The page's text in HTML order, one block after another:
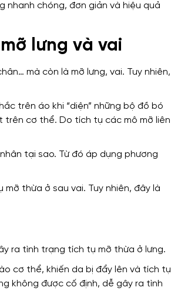
nhanh chóng, đơn giản và hiệu quả
lưng và vai
mà còn là mỡ lưng, vai. Tuy nhiên,
trên áo khi “diện” những bộ đồ bó
trên cơ thể. Do tích tụ các mô mỡ liên
tại sao. Từ đó áp dụng phương
thừa ở sau vai. Tuy nhiên, đây là
ra tình trạng tích tụ mỡ thừa ở lưng.
cơ thể, khiến da bị đẩy lên và tích tụ
không được cố định, dễ gây ra tình